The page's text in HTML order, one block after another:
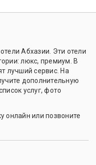
Абхазии. Эти отели
люкс, премиум. В
лучший сервис. На
дополнительную
услуг, фото
онлайн или позвоните